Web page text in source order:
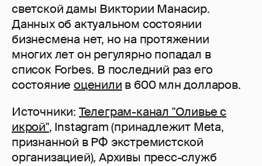
светской дамы Виктории Манасир.
Данных об актуальном состоянии
бизнесмена нет, но на протяжении
многих лет он регулярно попадал в
список Forbes. В последний раз его
состояниеоценили в 600 млн долларов.
Источники: Телеграм-канал "Оливье с
икрой", Instagram (принадлежит Meta,
признанной в РФ экстремистской
организацией), Архивы пресс-служб